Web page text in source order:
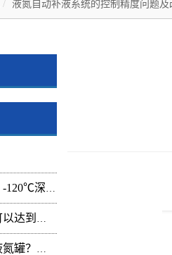
液氮自动补液系统的控制精度问题及
液氮恒温系统设计方案案例：-120℃深冷控温装置实操记录
定制液氮控温系统控温精度可以达到的范围及应用
液氮高低温试验箱如何适配液氮罐？核心要点与实操指南